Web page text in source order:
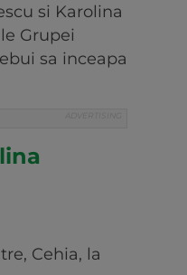
si Karolina
Grupei
sa inceapa
Cehia, la